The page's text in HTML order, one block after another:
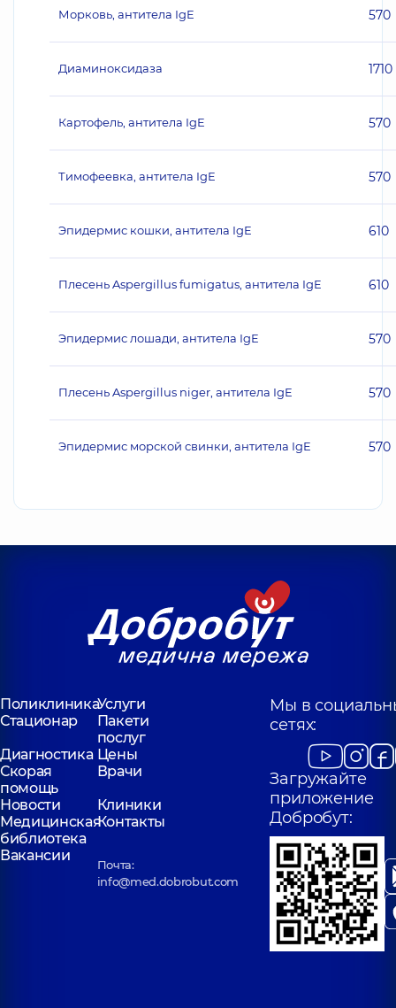
Морковь, антитела IgE 570
Диаминоксидаза 1710
Картофель, антитела IgE 570
Тимофеевка, антитела IgE 570
Эпидермис кошки, антитела IgE 610
Плесень Aspergillus fumigatus, антитела IgE 610
Эпидермис лошади, антитела IgE 570
Плесень Aspergillus niger, антитела IgE 570
Эпидермис морской свинки, антитела IgE 570
ПоликлиникаУслуги
Стационар
Пакети
послуг
Диагностика Цены
Скорая
помощь
Врачи
Новости
Клиники
Медицинская
библиотека
Контакты
Вакансии
Почта:
info@med.dobrobut.com
Мы в
сетях:
Загружайте
приложение
Добробут: